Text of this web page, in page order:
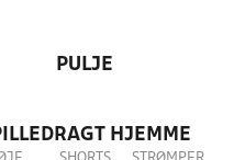
PULJE
HJEMME